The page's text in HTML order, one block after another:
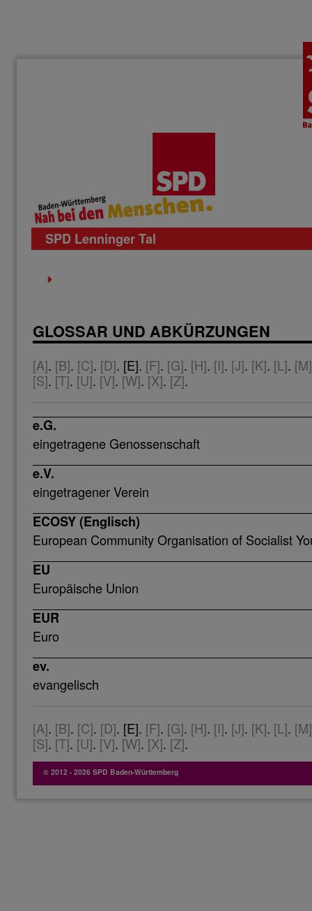
SPD Lenninger Tal
GLOSSAR UND ABKÜRZUNGEN
[A]. [B]. [C]. [D]. [E]. [F]. [G]. [H]. [I]. [J]. [K]. [L]. [M]
[S]. [T]. [U]. [V]. [W]. [X]. [Z].
e.G.
eingetragene Genossenschaft
e.V.
eingetragener Verein
ECOSY (Englisch)
European Community Organisation of Socialist
EU
Europäische Union
EUR
Euro
ev.
evangelisch
[A]. [B]. [C]. [D]. [E]. [F]. [G]. [H]. [I]. [J]. [K]. [L]. [M]
[S]. [T]. [U]. [V]. [W]. [X]. [Z].
© 2012 - 2026 SPD Baden-Württemberg